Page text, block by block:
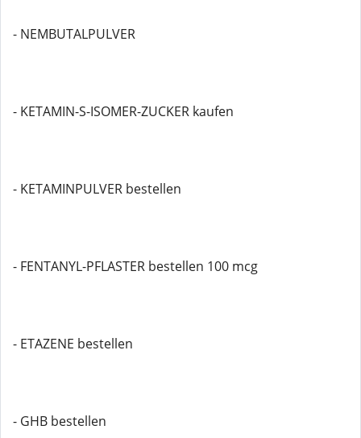
- NEMBUTALPULVER
- KETAMIN-S-ISOMER-ZUCKER kaufen
- KETAMINPULVER bestellen
- FENTANYL-PFLASTER bestellen 100 mcg
- ETAZENE bestellen
- GHB bestellen